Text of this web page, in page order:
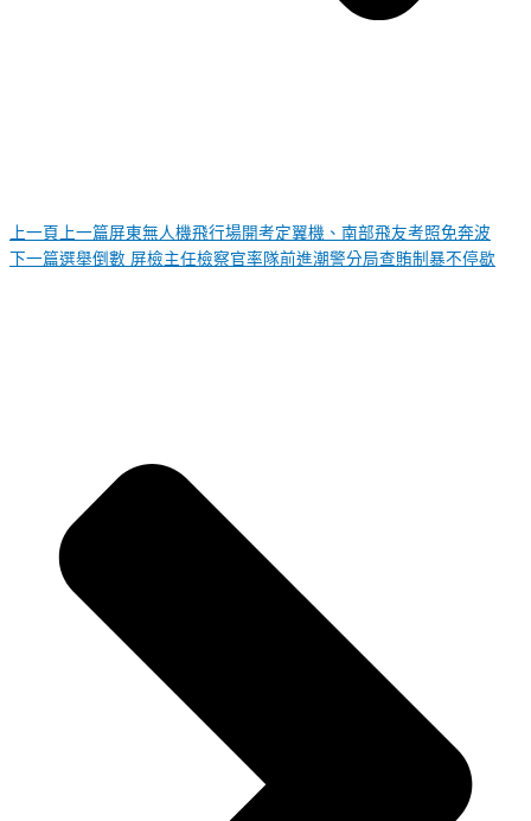
上一頁 上一篇屏東無人機飛行場開考定翼機、南部飛友考照免奔波
下一篇選舉倒數 屏檢主任檢察官率隊前進潮警分局查賄制暴不停歇